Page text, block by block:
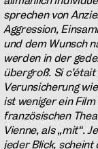
sprechen von
Aggression,
und dem Wunsch
werden in der
übergroß. Si
Verunsicherung
ist weniger ein
französischen
Vienne, als „mit“.
jeder Blick, scheint